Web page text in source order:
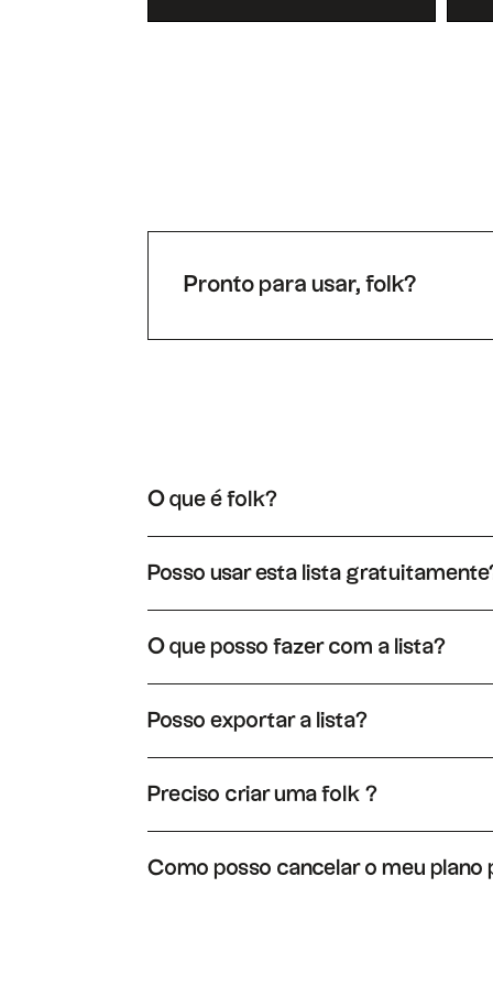
Pronto para usar, folk?
O que é folk?
Posso usar esta lista
O que posso fazer com a lista?
Posso exportar a lista?
Preciso criar uma folk ?
Como posso cancelar o meu plano